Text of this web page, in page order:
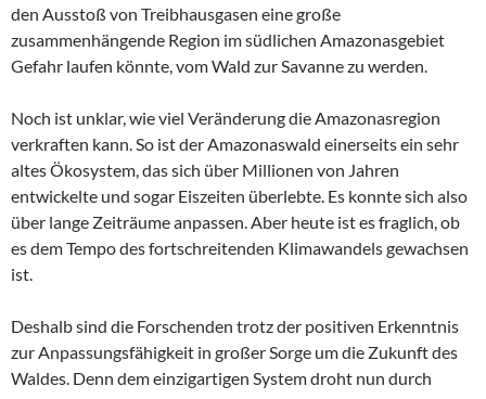
den Ausstoß von Treibhausgasen eine große
zusammenhängende Region im südlichen Amazonasgebiet
Gefahr laufen könnte, vom Wald zur Savanne zu werden.
Noch ist unklar, wie viel Veränderung die Amazonasregion
verkraften kann. So ist der Amazonaswald einerseits ein sehr
altes Ökosystem, das sich über Millionen von Jahren
entwickelte und sogar Eiszeiten überlebte. Es konnte sich also
über lange Zeiträume anpassen. Aber heute ist es fraglich, ob
es dem Tempo des fortschreitenden Klimawandels gewachsen
ist.
Deshalb sind die Forschenden trotz der positiven Erkenntnis
zur Anpassungsfähigkeit in großer Sorge um die Zukunft des
Waldes. Denn dem einzigartigen System droht nun durch